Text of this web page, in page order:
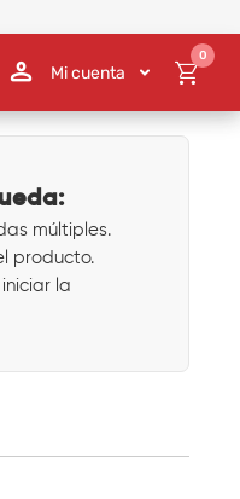
Mi cuenta
0
múltiples.
producto.
la